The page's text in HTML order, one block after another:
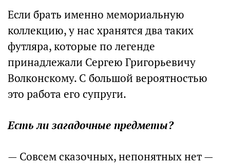
Если брать именно мемориальную
коллекцию, у нас хранятся два таких
футляра, которые по легенде
принадлежали Сергею Григорьевичу
Волконскому. С большой вероятностью
это работа его супруги.
Есть ли загадочные предметы?
— Совсем сказочных, непонятных нет —